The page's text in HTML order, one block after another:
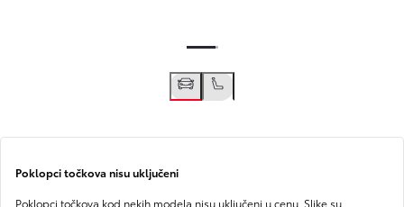
Poklopci točkova nisu uključeni
Poklopci točkova kod nekih modela nisu uključeni u cenu. Slike su